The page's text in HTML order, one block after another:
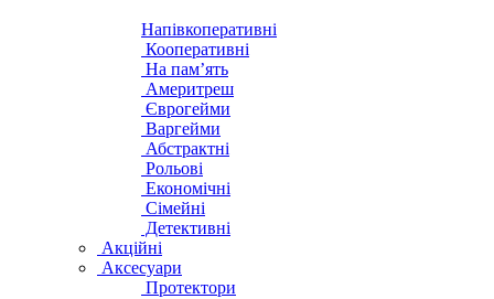
Напівкоперативні
Кооперативні
На пам’ять
Америтреш
Єврогейми
Варгейми
Абстрактні
Рольові
Економічні
Сімейні
Детективні
Акційні
Аксесуари
Протектори